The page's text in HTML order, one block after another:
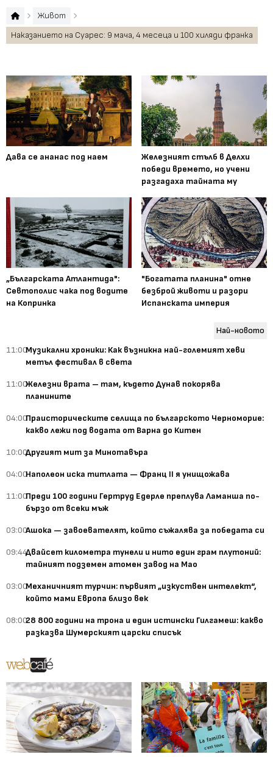
Живот
Наказанието на Суарес: 9 мача, 4 месеца и 100 хиляди франка
Дава се ананас под наем
Железният стълб в Делхи
победи времето, но учени
разгадаха тайната му
„Българската Атлантида":
Севтополис чака под водите
на Копринка
"Богатата планина" отне
безброй животи и разори
Испанската империя
Най-новото
11:00Музикални хроники: Как възникна най-големият хеви
метъл фестивал в света
11:00Железни врата – там, където Дунав покорява
планините
04:00Праисторическите селища по българското Черноморие:
какво лежи под водата от Варна до Китен
10:00Другият мит за Минотавъра
04:00Наполеон иска титлата — Франц II я унищожава
11:00Преди 100 години Гертруд Едерле преплува Ламанша по-
бързо от всеки мъж
03:00Ашока — завоевателят, който съжалява за победата си
09:44Двайсет километра тунели и нито един грам плутоний:
тайният подземен атомен завод на Мао
03:00Механичният турчин: първият „изкуствен интелект“,
който мами Европа близо век
08:0028 800 години на трона и един истински Гилгамеш: какво
разказва Шумерският царски списък